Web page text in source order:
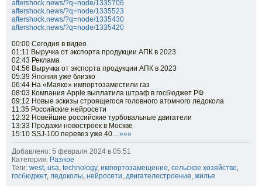
aftershock.news/?q=node/1335706
aftershock.news/?q=node/1335523
aftershock.news/?q=node/1335430
aftershock.news/?q=node/1335420
00:00 Сегодня в видео
01:11 Выручка от экспорта продукции АПК в 2023
02:43 Реклама
04:56 Выручка от экспорта продукции АПК в 2023
05:39 Япония уже близко
06:44 На «Маяке» импортозаместили газ
08:03 Компания Apple выплатила штраф в госбюджет РФ
09:12 Новые эскизы строящегося головного атомного ледокола
11:35 Российские нейросети
12:32 Новейшие российские турбовальные двигатели
13:33 Продажи новостроек в Москве
15:10 SSJ-100 перевез уже 40... »»»
Добавлено: 5 февраля 2024 в 05:51
Категория: Разное
Теги: west, usa, technology, импортозамещение, сельское хозяйство,
госбюджет, ледоколы, нейросети, двигателестроение, жилье